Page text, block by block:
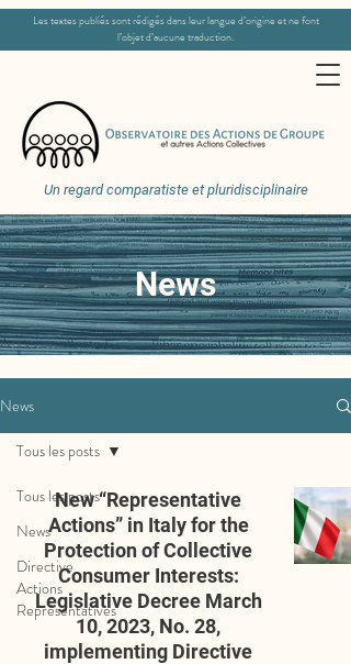
Un regard comparatiste et pluridisciplinaire
Les textes publiés sont rédigés dans leur langue d’origine et ne font
l’objet d’aucune traduction.
News
News
Tous les posts
News
Directive
Actions
Représentatives
Tous les posts
New “Representative
Actions” in Italy for the
Protection of Collective
Consumer Interests:
Legislative Decree March
10, 2023, No. 28,
implementing Directive